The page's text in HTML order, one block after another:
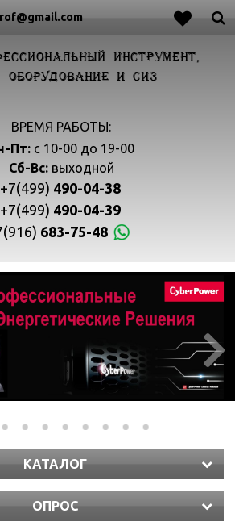
ИНСТРУМЕНТ,
ОБОРУДОВАНИЕ И СИЗ
ВРЕМЯ РАБОТЫ:
Пт: с 10-00 до 19-00
Сб-Вс:выходной
+7(499) 490-04-38
+7(499) 490-04-39
683-75-48

КАТАЛОГ
ОПРОС